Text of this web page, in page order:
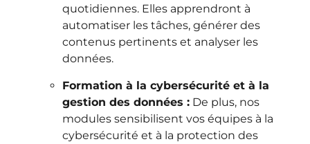
quotidiennes. Elles apprendront à
automatiser les tâches, générer des
contenus pertinents et analyser les
données.
Formation à la cybersécurité et à la
gestion des données : De plus, nos
modules sensibilisent vos équipes à la
cybersécurité et à la protection des